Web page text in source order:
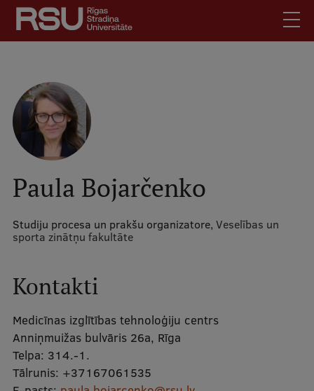
Pārlekt
galveno
saturu
Latviski
Meklēt Mobile
augšējā
izvēlne
Skolēniem
Studentiem
Darbiniekiem
Darba devējiem
Bibliotēka
Vakances
Mobile
galvenā
izvēlne
Studiju iespējas
Paula Bojarčenko
Studiju procesa un prakšu organizatore, Veselības un
sporta zinātņu fakultāte
Kontakti
Medicīnas izglītības tehnoloģiju centrs
Anniņmuižas bulvāris 26a, Rīga
Telpa: 314.-1.
Tālrunis: +37167061535